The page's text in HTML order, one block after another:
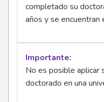
completado su
años y se encuentran
Importante
No es posible aplicar
doctorado en una